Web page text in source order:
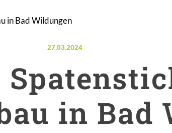
in Bad Wildungen
Veröffentlicht am:
27.03.2024
in Bad